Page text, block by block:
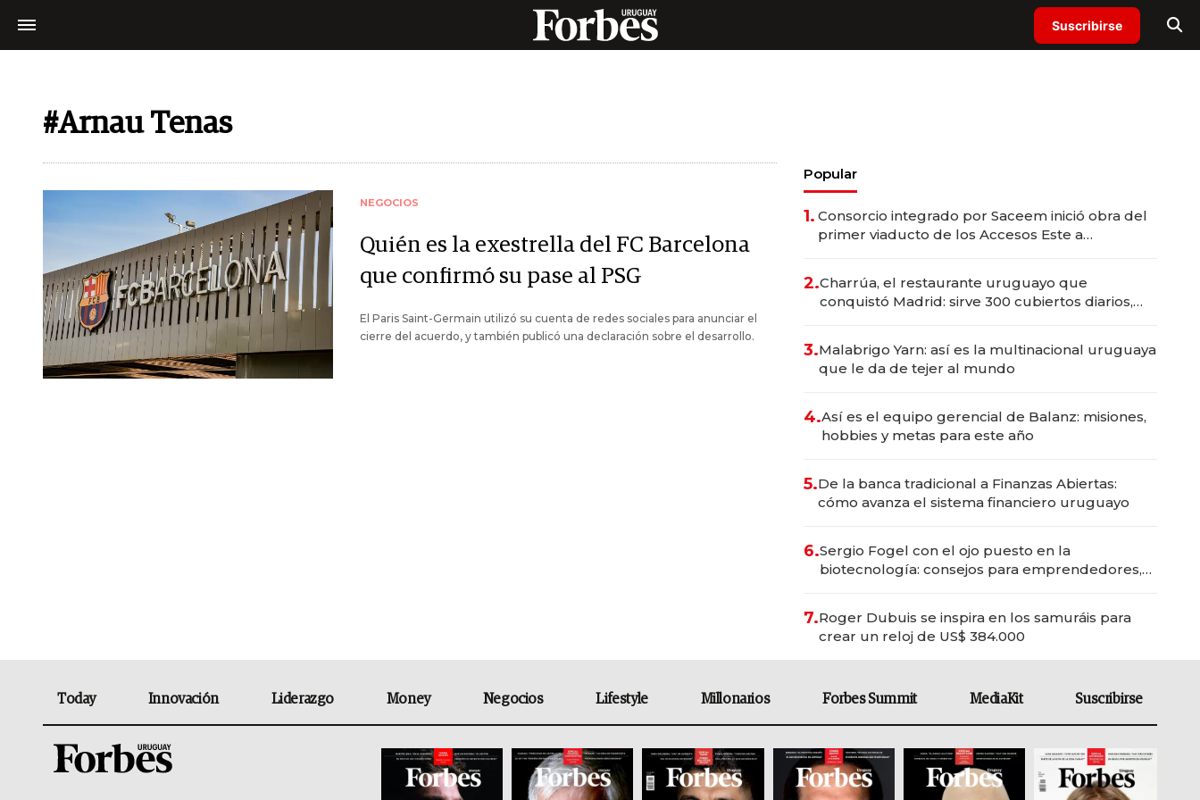
Suscribirse
#Arnau Tenas
NEGOCIOS
Quién es la exestrella del FC Barcelona
que confirmó su pase al PSG
El Paris Saint-Germain utilizó su cuenta de redes sociales para anunciar el
cierre del acuerdo, y también publicó una declaración sobre el desarrollo.
Popular
1. Consorcio integrado por Saceem inició obra del
primer viaducto de los Accesos Este a
2.Charrúa, el restaurante uruguayo que
conquistó Madrid: sirve 300 cubiertos diarios,
3.Malabrigo Yarn: así es la multinacional uruguaya
que le da de tejer al mundo
4.Así es el equipo gerencial de Balanz: misiones,
hobbies y metas para este año
5.De la banca tradicional a Finanzas Abiertas:
cómo avanza el sistema financiero uruguayo
6.Sergio Fogel con el ojo puesto en la
biotecnología: consejos para emprendedores,
7.Roger Dubuis se inspira en los samuráis para
crear un reloj de US$ 384.000
Today Innovación Liderazgo Money Negocios Lifestyle Millonarios Forbes Summit MediaKit Suscribirse